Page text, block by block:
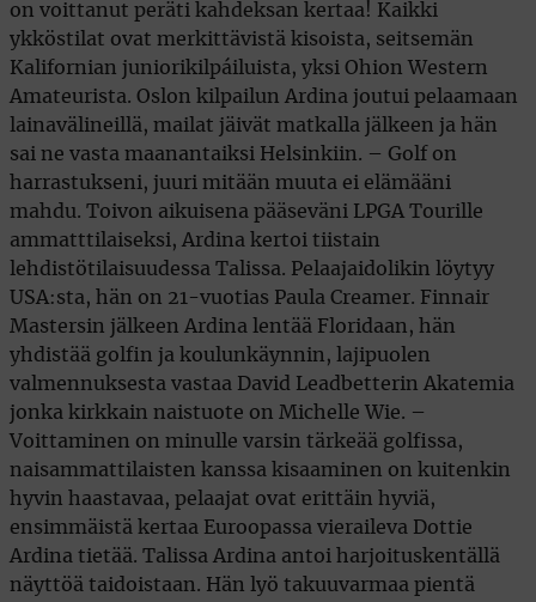
on voittanut peräti kahdeksan kertaa! Kaikki
ykköstilat ovat merkittävistä kisoista, seitsemän
Kalifornian juniorikilpáiluista, yksi Ohion Western
Amateurista. Oslon kilpailun Ardina joutui pelaamaan
lainavälineillä, mailat jäivät matkalla jälkeen ja hän
sai ne vasta maanantaiksi Helsinkiin. – Golf on
harrastukseni, juuri mitään muuta ei elämääni
mahdu. Toivon aikuisena pääseväni LPGA Tourille
ammatttilaiseksi, Ardina kertoi tiistain
lehdistötilaisuudessa Talissa. Pelaajaidolikin löytyy
USA:sta, hän on 21-vuotias Paula Creamer. Finnair
Mastersin jälkeen Ardina lentää Floridaan, hän
yhdistää golfin ja koulunkäynnin, lajipuolen
valmennuksesta vastaa David Leadbetterin Akatemia
jonka kirkkain naistuote on Michelle Wie. –
Voittaminen on minulle varsin tärkeää golfissa,
naisammattilaisten kanssa kisaaminen on kuitenkin
hyvin haastavaa, pelaajat ovat erittäin hyviä,
ensimmäistä kertaa Euroopassa vieraileva Dottie
Ardina tietää. Talissa Ardina antoi harjoituskentällä
näyttöä taidoistaan. Hän lyö takuuvarmaa pientä